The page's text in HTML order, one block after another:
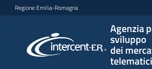
Vai al contenuto
Vai alla navigazione
Vai al footer
Regione Emilia-Romagna
Agenzia
sviluppo
dei
telematici
per lo
sviluppo